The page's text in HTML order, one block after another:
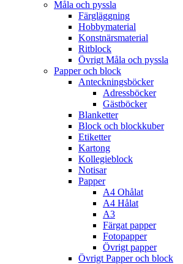
Måla och pyssla
Färgläggning
Hobbymaterial
Konstnärsmaterial
Ritblock
Övrigt Måla och pyssla
Papper och block
Anteckningsböcker
Adressböcker
Gästböcker
Blanketter
Block och blockkuber
Etiketter
Kartong
Kollegieblock
Notisar
Papper
A4 Ohålat
A4 Hålat
A3
Färgat papper
Fotopapper
Övrigt papper
Övrigt Papper och block